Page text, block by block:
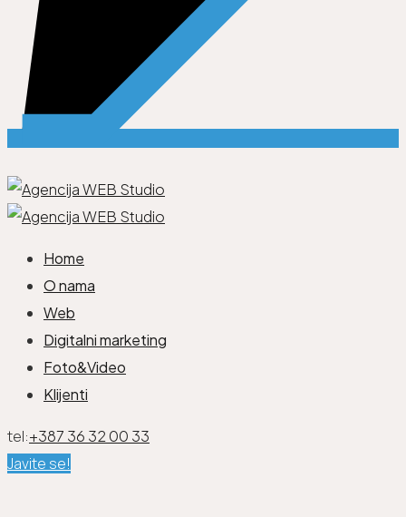
Home
O nama
Web
Digitalni marketing
Foto&Video
Klijenti
tel:+387 36 32 00 33
Javite se!